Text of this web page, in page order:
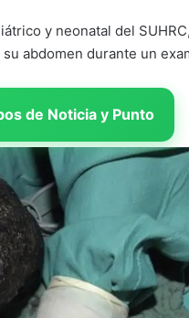
y neonatal del
abdomen durante un
de Noticia y Punto